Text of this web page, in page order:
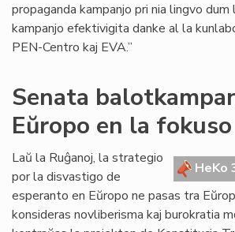
propaganda kampanjo pri nia lingvo
kampanjo efektivigita danke al la
PEN-Centro kaj EVA.”
Senata
Eŭropo en la fokuso
HeKo
Laŭ la Ruĝanoj, la strategio
por la disvastigo de
esperanto en Eŭropo ne pasas tra
konsideras novliberisma kaj burokratia